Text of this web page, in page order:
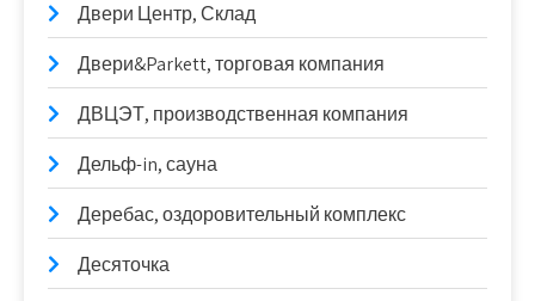
Двери Центр, Склад
Двери&Parkett, торговая компания
ДВЦЭТ, производственная компания
Дельф-in, сауна
Деребас, оздоровительный комплекс
Десяточка